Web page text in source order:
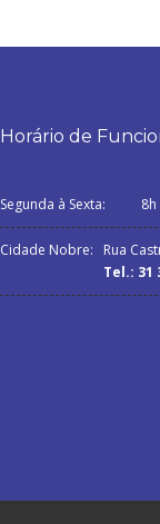
Horário de
Segunda à Sexta:
Cidade Nobre: Rua
Tel.: 31